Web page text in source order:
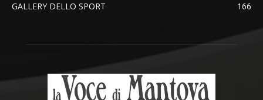
GALLERY DELLO SPORT
166